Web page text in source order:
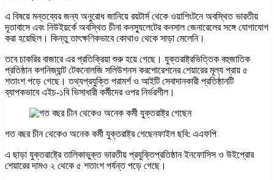
এ বিষয়ে মন্তব্যের জন্য অনুরোধ জানিয়ে রয়টার্স থেকে ওয়াশিংটনে অবস্থিত ভারতীয়
দূতাবাসে এবং নিউইয়র্কে অবস্থিত চীনা কনস্যুলেটের কনসাল জেনারেলের সঙ্গে যোগাযোগ
করা হয়েছিল। কিন্তু তাৎক্ষণিকভাবে কোথাও থেকে সাড়া মেলেনি।
তবে চাকরির বাজারে এর প্রতিক্রিয়া শুরু হয়ে গেছে। যুক্তরাষ্ট্রভিত্তিক বহুজাতিক
প্রতিষ্ঠান কগনিজ্যান্ট টেকনোলজি সলিউশনস করপোরেশনের শেয়ারের মূল্য প্রায় ৫
শতাংশ পড়ে গেছে। তথ্যপ্রযুক্তি পরামর্শ ও আইটি সেবাদানকারী প্রতিষ্ঠানটি
ব্যাপকভাবে এইচ-১বি ভিসাধারী কর্মীদের ওপর নির্ভরশীল।
গত বছর চীন থেকেও অনেক কর্মী যুক্তরাষ্ট্র গেছেনফাইল ছবি: এএফপি
এ ছাড়া যুক্তরাষ্ট্রে তালিকাভুক্ত ভারতীয় প্রযুক্তিপ্রতিষ্ঠান ইনফোসিস ও উইপ্রোর
শেয়ারের দামও ২ থেকে ৫ শতাংশ পর্যন্ত পড়ে গেছে।